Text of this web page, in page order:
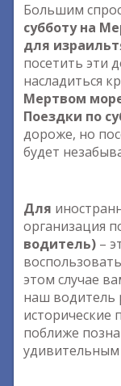
Большим
субботу на
для
посетить эти
насладиться
Мертвом
Поездки по
дороже, но
будет
Для
организация
водитель) –
этом случае
наш водитель
исторические
поближе
удивительным